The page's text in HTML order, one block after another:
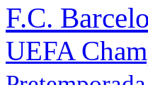
F.C.
UEFA